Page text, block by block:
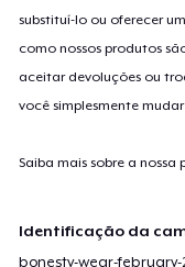
substituí-lo ou oferecer
como nossos produtos
aceitar devoluções ou
você simplesmente
Saiba mais sobre a
Identificação da
bonesty-wear-february-